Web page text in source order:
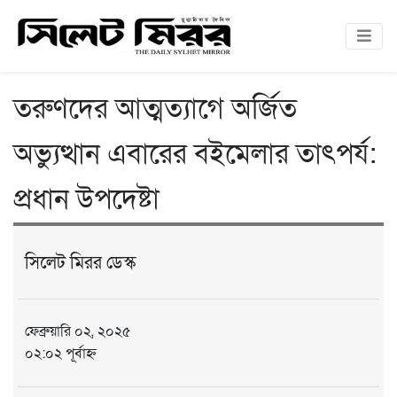
তরুণদের আত্মত্যাগে অর্জিত
অভ্যুত্থান এবারের বইমেলার তাৎপর্য:
প্রধান উপদেষ্টা
সিলেট মিরর ডেস্ক
ফেব্রুয়ারি ০২, ২০২৫
০২:০২ পূর্বাহ্ন